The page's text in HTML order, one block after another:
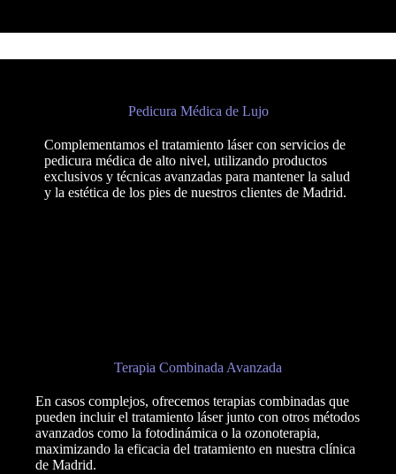
Pedicura Médica de Lujo
Complementamos el tratamiento láser con servicios de
pedicura médica de alto nivel, utilizando productos
exclusivos y técnicas avanzadas para mantener la salud
y la estética de los pies de nuestros clientes de Madrid.
Terapia Combinada Avanzada
En casos complejos, ofrecemos terapias combinadas que
pueden incluir el tratamiento láser junto con otros métodos
avanzados como la fotodinámica o la ozonoterapia,
maximizando la eficacia del tratamiento en nuestra clínica
de Madrid.